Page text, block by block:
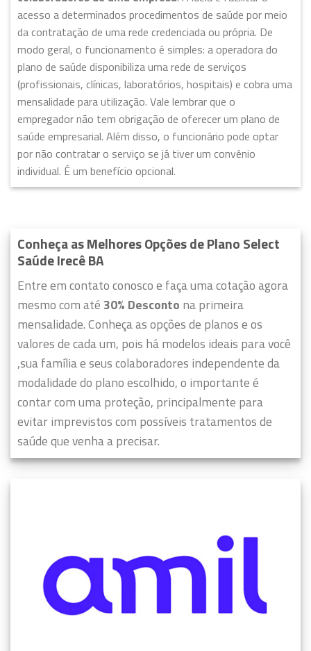
acesso a determinados procedimentos de saúde por meio
da contratação de uma rede credenciada ou própria. De
modo geral, o funcionamento é simples: a operadora do
plano de saúde disponibiliza uma rede de serviços
(profissionais, clínicas, laboratórios, hospitais) e cobra uma
mensalidade para utilização. Vale lembrar que o
empregador não tem obrigação de oferecer um plano de
saúde empresarial. Além disso, o funcionário pode optar
por não contratar o serviço se já tiver um convênio
individual. É um benefício opcional.
Conheça as Melhores Opções de Plano Select
Saúde Irecê BA
Entre em contato conosco e faça uma cotação agora
mesmo com até 30% Desconto na primeira
mensalidade. Conheça as opções de planos e os
valores de cada um, pois há modelos ideais para você
,sua família e seus colaboradores independente da
modalidade do plano escolhido, o importante é
contar com uma proteção, principalmente para
evitar imprevistos com possíveis tratamentos de
saúde que venha a precisar.